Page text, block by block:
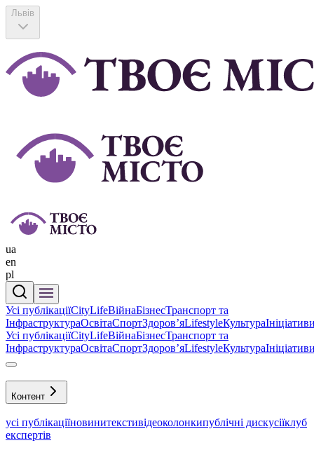
Львів
ua
en
pl
Усі публікаціїCityLifeВійнаБізнесТранспорт та
ІнфраструктураОсвітаСпортЗдоровʼяLifestyleКультура
Усі публікаціїCityLifeВійнаБізнесТранспорт та
ІнфраструктураОсвітаСпортЗдоровʼяLifestyleКультура
Контент
усі публікаціїновинитекстивідеоколонкипублічні дискусіїклуб
експертів